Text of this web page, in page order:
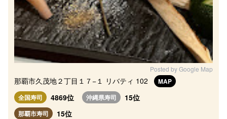
Posted by Google Map
那覇市久茂地２丁目１７−１ リバティ 102
MAP
全国寿司
4869位 沖縄県寿司 15位
那覇市寿司 15位